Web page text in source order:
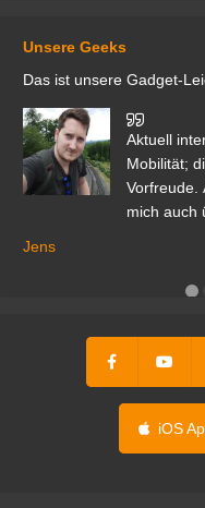
Unsere Geeks
Das ist unsere Gadget-
Aktuell
Mobilität;
Vorfreude.
mich auch
Jens
iOS